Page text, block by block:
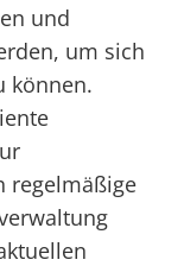
und
um sich
können.
regelmäßige